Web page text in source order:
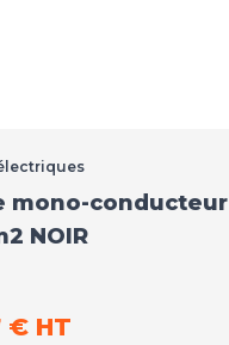
mono-conducteur
NOIR
€ HT